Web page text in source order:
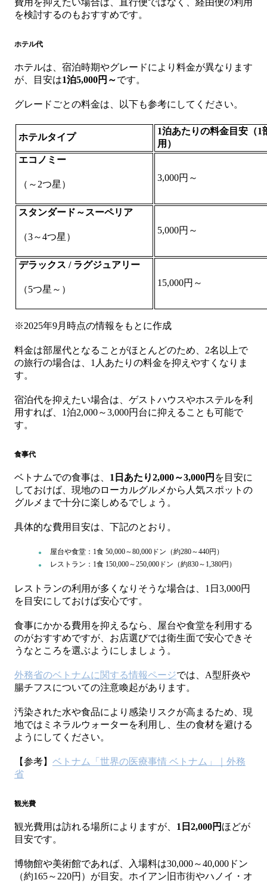
費用を抑えたい場合は、直行便ではなく、経由便の利用
を検討するのもおすすめです。
ホテル代
ホテルは、宿泊時期やグレードにより料金が異なります
が、目安は1泊5,000円～です。
グレードごとの料金は、以下も参考にしてください。
ホテルタイプ
1泊あたりの料金目安（1
用）
エコノミー
（～2つ星）
3,000円～
スタンダード～スーペリア
（3～4つ星）
5,000円～
デラックス / ラグジュアリー
（5つ星～）
15,000円～
※2025年9月時点の情報をもとに作成
料金は部屋代となることがほとんどのため、2名以上で
の旅行の場合は、1人あたりの料金を抑えやすくなりま
す。
宿泊代を抑えたい場合は、ゲストハウスやホステルを利
用すれば、1泊2,000～3,000円台に抑えることも可能で
す。
食事代
ベトナムでの食事は、 1日あたり2,000～3,000円 を目安に
しておけば、現地のローカルグルメから人気スポットの
グルメまで十分に楽しめるでしょう。
具体的な費用目安は、下記のとおり。
屋台や食堂：1食 50,000～80,000ドン（約280～440円）
レストラン：1食 150,000～250,000ドン（約830～1,380円）
レストランの利用が多くなりそうな場合は、1日3,000円
を目安にしておけば安心です。
食事にかかる費用を抑えるなら、屋台や食堂を利用する
のがおすすめですが、お店選びでは衛生面で安心できそ
うなところを選ぶようにしましょう。
外務省のベトナムに関する情報ページでは、A型肝炎や
腸チフスについての注意喚起があります。
汚染された水や食品により感染リスクが高まるため、現
地ではミネラルウォーターを利用し、生の食材を避ける
ようにしてください。
【参考】 ベトナム「世界の医療事情 ベトナム」｜外務
省
観光費
観光費用は訪れる場所によりますが、 1日2,000円 ほどが
目安です。
博物館や美術館であれば、入場料は30,000～40,000ドン
（約165～220円）が目安。ホイアン旧市街やハノイ・オ